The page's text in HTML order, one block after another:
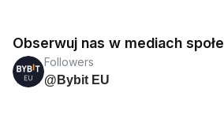
Obserwuj nas w mediach
Followers
@Bybit EU